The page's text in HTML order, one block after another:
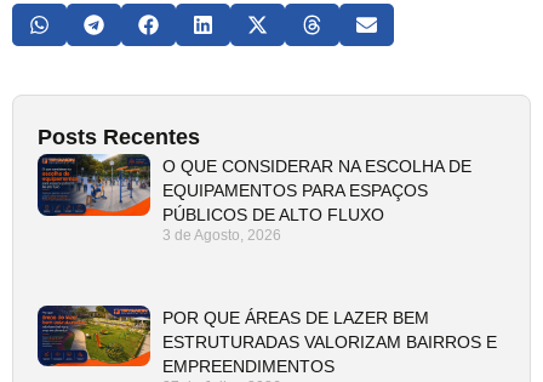
Posts Recentes
O QUE CONSIDERAR NA ESCOLHA DE
EQUIPAMENTOS PARA ESPAÇOS
PÚBLICOS DE ALTO FLUXO
3 de Agosto, 2026
POR QUE ÁREAS DE LAZER BEM
ESTRUTURADAS VALORIZAM BAIRROS E
EMPREENDIMENTOS